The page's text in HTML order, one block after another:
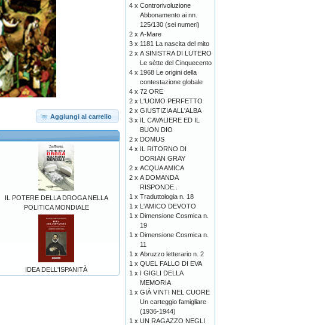
Aggiungi al carrello
IL POTERE DELLA DROGA NELLA
POLITICA MONDIALE
IDEA DELL'ISPANITÀ
4 x Controrivoluzione
Abbonamento ai nn.
125/130 (sei numeri)
2 x A-Mare
3 x 1181 La nascita del mito
2 x A SINISTRA DI LUTERO
Le sètte del Cinquecento
4 x 1968 Le origini della
contestazione globale
4 x 72 ORE
2 x L'UOMO PERFETTO
2 x GIUSTIZIA ALL'ALBA
3 x IL CAVALIERE ED IL
BUON DIO
2 x DOMUS
4 x IL RITORNO DI
DORIAN GRAY
2 x ACQUA AMICA
2 x A DOMANDA
RISPONDE..
1 x Traduttologia n. 18
1 x L'AMICO DEVOTO
1 x Dimensione Cosmica n.
19
1 x Dimensione Cosmica n.
11
1 x Abruzzo letterario n. 2
1 x QUEL FALLO DI EVA
1 x I GIGLI DELLA
MEMORIA
1 x GIÀ VINTI NEL CUORE
Un carteggio famigliare
(1936-1944)
1 x UN RAGAZZO NEGLI